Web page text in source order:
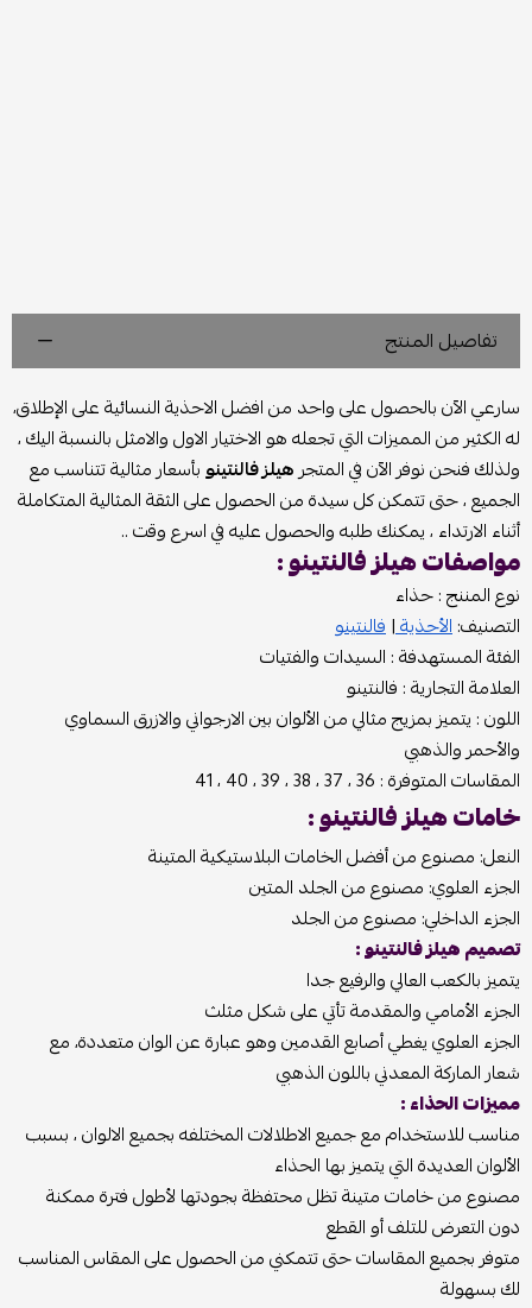
تفاصيل المنتج
سارعي الآن بالحصول على واحد من افضل الاحذية النسائية على الإطلاق،
له الكثير من المميزات التي تجعله هو الاختيار الاول والامثل بالنسبة اليك ،
ولذلك فنحن نوفر الآن في المتجرهيلز فالنتينوبأسعار مثالية تتناسب مع
الجميع ، حتى تتمكن كل سيدة من الحصول على الثقة المثالية المتكاملة
أثناء الارتداء ، يمكنك طلبه والحصول عليه في اسرع وقت ..
مواصفات هيلز فالنتينو :
نوع المننج : حذاء
التصنيف:الأحذية|فالنتينو
الفئة المستهدفة : السيدات والفتيات
العلامة التجارية : فالنتينو
اللون : يتميز بمزيج مثالي من الألوان بين الارجواني والازرق السماوي
والأحمر والذهبي
المقاسات المتوفرة : 36 ، 37 ، 38 ، 39 ، 40 ، 41
خامات هيلز فالنتينو :
النعل: مصنوع من أفضل الخامات البلاستيكية المتينة
الجزء العلوي: مصنوع من الجلد المتين
الجزء الداخلي: مصنوع من الجلد
تصميم هيلز فالنتينو :
يتميز بالكعب العالي والرفيع جدا
الجزء الأمامي والمقدمة تأتي على شكل مثلث
الجزء العلوي يغطي أصابع القدمين وهو عبارة عن الوان متعددة، مع
شعار الماركة المعدني باللون الذهبي
مميزات الحذاء :
مناسب للاستخدام مع جميع الاطلالات المختلفه بجميع الالوان ، بسبب
الألوان العديدة التي يتميز بها الحذاء
مصنوع من خامات متينة تظل محتفظة بجودتها لأطول فترة ممكنة
دون التعرض للتلف أو القطع
متوفر بجميع المقاسات حتى تتمكني من الحصول على المقاس المناسب
لك بسهولة